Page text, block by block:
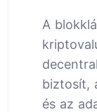
A
biztosít,
és az